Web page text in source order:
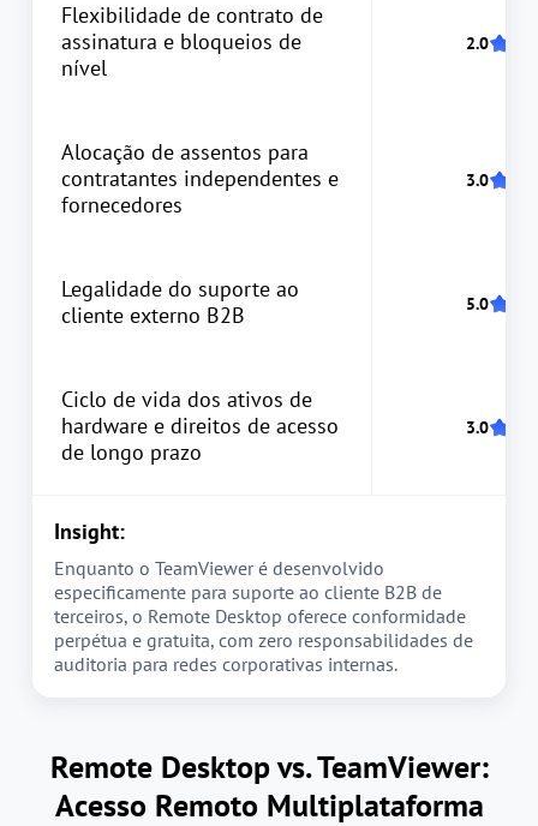
Flexibilidade de contrato de
assinatura e bloqueios de
nível
Alocação de assentos para
contratantes independentes e
fornecedores
Legalidade do suporte ao
cliente externo B2B
Ciclo de vida dos ativos de
hardware e direitos de acesso
de longo prazo
Insight:
Enquanto o TeamViewer é desenvolvido
especificamente para suporte ao cliente B2B de
terceiros, o Remote Desktop oferece conformidade
perpétua e gratuita, com zero responsabilidades de
auditoria para redes corporativas internas.
Remote Desktop vs. TeamViewer:
Acesso Remoto Multiplataforma